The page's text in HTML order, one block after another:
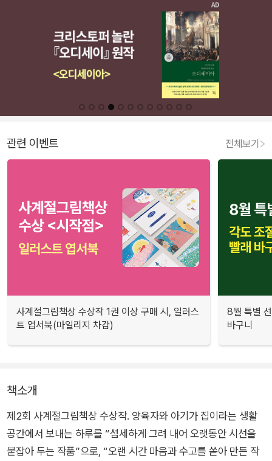
관련 이벤트 전체보기
사계절그림책상 수상작 1권 이상 구매 시, 일러스
트 엽서북(마일리지 차감)
8월 특별
바구니
책소개
제2회 사계절그림책상 수상작. 양육자와 아기가 집이라는 생활
공간에서 보내는 하루를 “섬세하게 그려 내어 오랫동안 시선을
붙잡아 두는 작품”으로, “오랜 시간 마음과 수고를 쏟아 만든 작